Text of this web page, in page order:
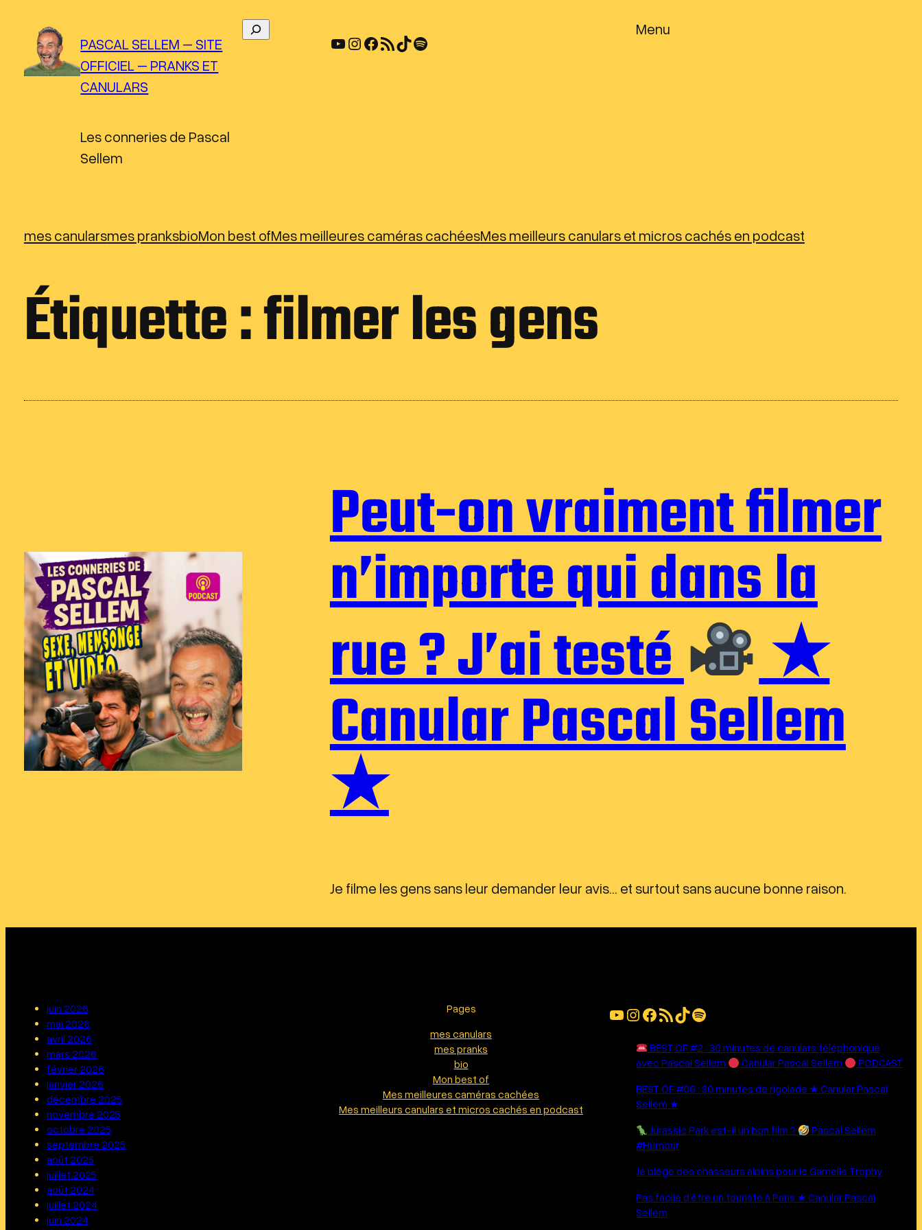
contenu
PASCAL SELLEM – SITE
OFFICIEL – PRANKS ET
CANULARS
Les conneries de Pascal
Sellem
YouTube Instagram Facebook Flux RSS TikTok Spotify
Menu
mes canularsmes pranksbioMon best ofMes meilleures caméras cachéesMes meilleurs canulars et micros cachés en podcast
Étiquette :filmer les gens
Peut-on vraiment filmer
n’importe qui dans la
rue ? J’ai testé
★
Canular Pascal Sellem
★
Je filme les gens sans leur demander leur avis… et surtout sans aucune bonne raison.
juin 2026
mai 2026
avril 2026
mars 2026
février 2026
janvier 2026
décembre 2025
novembre 2025
octobre 2025
septembre 2025
août 2025
juillet 2025
août 2024
juillet 2024
juin 2024
Pages
mes canulars
mes pranks
bio
Mon best of
Mes meilleures caméras cachées
Mes meilleurs canulars et micros cachés en podcast
YouTube Instagram Facebook Flux RSS TikTok Spotify
BEST OF #2 : 30 minutes de canulars téléphonique
avec Pascal Sellem
Canular Pascal Sellem PODCAST
BEST OF #06 : 30 minutes de rigolade ★ Canular Pascal
Sellem ★
Jurassic Park est-il un bon film ?
Pascal Sellem
#Humour
Je piège des chasseurs alpins pour le Gamelle Trophy
Pas facile d’être un touriste à Paris ★ Canular Pascal
Sellem